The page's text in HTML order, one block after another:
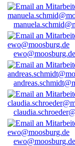
ewo@moosburg.de
ewo@moosburg.de